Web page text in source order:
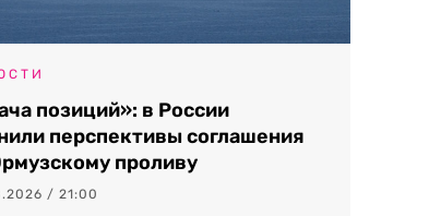
позиций»: в России
перспективы соглашения
проливу
/ 21:00